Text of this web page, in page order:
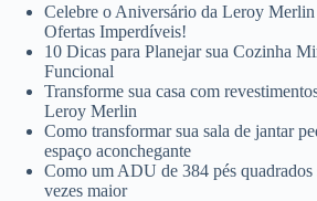
Celebre o Aniversário da Leroy
Ofertas Imperdíveis!
10 Dicas para Planejar sua Cozinha
Funcional
Transforme sua casa com
Leroy Merlin
Como transformar sua sala de jantar
espaço aconchegante
Como um ADU de 384 pés quadrados
vezes maior